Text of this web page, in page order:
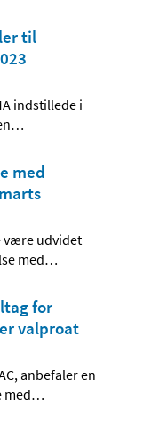
til
indstillede i
…
med
være udvidet
med…
for
valproat
anbefaler en
med…